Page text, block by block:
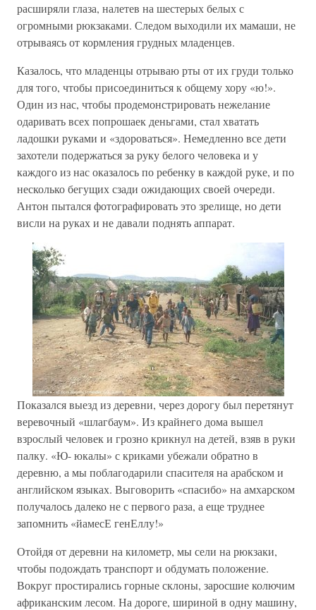
расширяли глаза, налетев на шестерых белых с
огромными рюкзаками. Следом выходили их мамаши, не
отрываясь от кормления грудных младенцев.
Казалось, что младенцы отрываю рты от их груди только
для того, чтобы присоединиться к общему хору «ю!».
Один из нас, чтобы продемонстрировать нежелание
одаривать всех попрошаек деньгами, стал хватать
ладошки руками и «здороваться». Немедленно все дети
захотели подержаться за руку белого человека и у
каждого из нас оказалось по ребенку в каждой руке, и по
несколько бегущих сзади ожидающих своей очереди.
Антон пытался фотографировать это зрелище, но дети
висли на руках и не давали поднять аппарат.
Показался выезд из деревни, через дорогу был перетянут
веревочный «шлагбаум». Из крайнего дома вышел
взрослый человек и грозно крикнул на детей, взяв в руки
палку. «Ю- юкалы» с криками убежали обратно в
деревню, а мы поблагодарили спасителя на арабском и
английском языках. Выговорить «спасибо» на амхарском
получалось далеко не с первого раза, а еще труднее
запомнить «йамесЕ генЕллу!»
Отойдя от деревни на километр, мы сели на рюкзаки,
чтобы подождать транспорт и обдумать положение.
Вокруг простирались горные склоны, заросшие колючим
африканским лесом. На дороге, шириной в одну машину,